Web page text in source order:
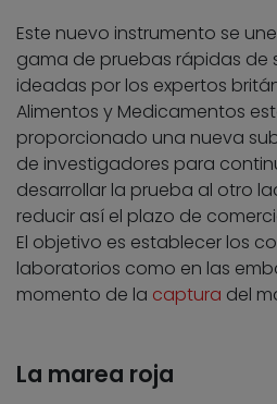
Este nuevo instrumento se
gama de pruebas rápidas de
ideadas por los expertos
Alimentos y Medicamentos
proporcionado una nueva
de investigadores para
desarrollar la prueba al otro
reducir así el plazo de
El objetivo es establecer los
laboratorios como en las
momento de la captura del
La marea roja